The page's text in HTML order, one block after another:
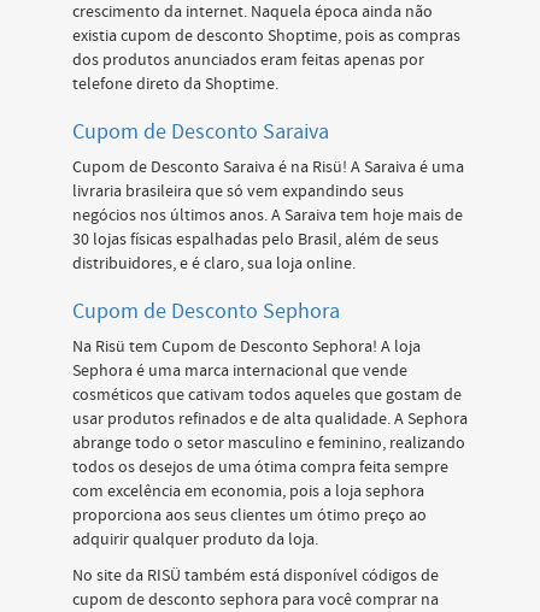
crescimento da internet. Naquela época ainda não
existia cupom de desconto Shoptime, pois as compras
dos produtos anunciados eram feitas apenas por
telefone direto da Shoptime.
Cupom de Desconto Saraiva
Cupom de Desconto Saraiva é na Risü! A Saraiva é uma
livraria brasileira que só vem expandindo seus
negócios nos últimos anos. A Saraiva tem hoje mais de
30 lojas físicas espalhadas pelo Brasil, além de seus
distribuidores, e é claro, sua loja online.
Cupom de Desconto Sephora
Na Risü tem Cupom de Desconto Sephora! A loja
Sephora é uma marca internacional que vende
cosméticos que cativam todos aqueles que gostam de
usar produtos refinados e de alta qualidade. A Sephora
abrange todo o setor masculino e feminino, realizando
todos os desejos de uma ótima compra feita sempre
com excelência em economia, pois a loja sephora
proporciona aos seus clientes um ótimo preço ao
adquirir qualquer produto da loja.
No site da RISÜ também está disponível códigos de
cupom de desconto sephora para você comprar na